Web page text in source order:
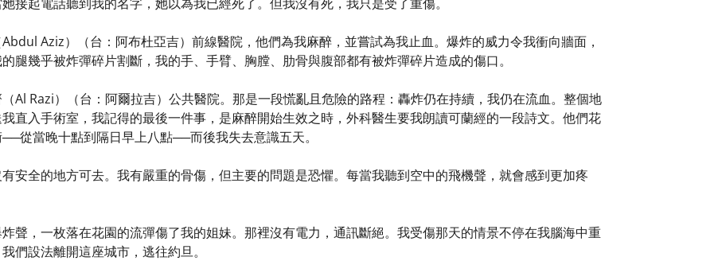
Aziz）（台：阿布杜亞吉）前線醫院，他們為我麻醉，並嘗試為我止血。爆炸的威力令我衝向牆面，
腿幾乎被炸彈碎片割斷，我的手、手臂、胸膛、肋骨與腹部都有被炸彈碎片造成的傷口。
Al Razi）（台：阿爾拉吉）公共醫院。那是一段慌亂且危險的路程：轟炸仍在持續，我仍在流血。整個地
直入手術室，我記得的最後一件事，是麻醉開始生效之時，外科醫生要我朗讀可蘭經的一段詩文。他們花
從當晚十點到隔日早上八點──而後我失去意識五天。
安全的地方可去。我有嚴重的骨傷，但主要的問題是恐懼。每當我聽到空中的飛機聲，就會感到更加疼
聲，一枚落在花園的流彈傷了我的姐妹。那裡沒有電力，通訊斷絕。我受傷那天的情景不停在我腦海中重
們設法離開這座城市，逃往約旦。